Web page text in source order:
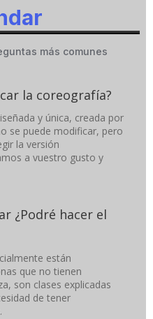
más comunes
la coreografía?
y única, creada por
se puede modificar, pero
la versión
a vuestro gusto y
¿Podré hacer el
están
que no tienen
son clases explicadas
de tener